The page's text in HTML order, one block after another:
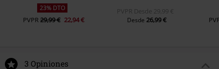
23% DTO
PVPR29,99 € 22,94 €
PVPR Desde 29,99 €
Desde 26,99 €
3 Opiniones